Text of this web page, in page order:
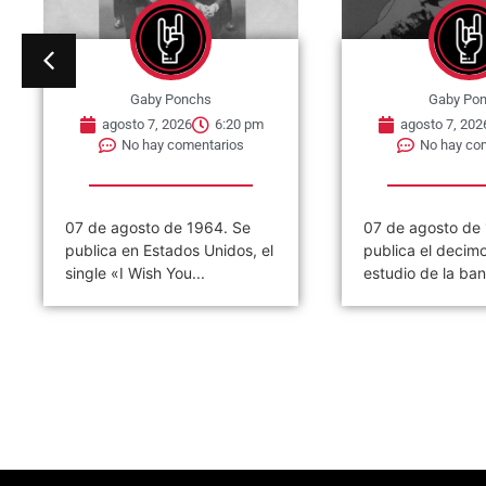
Gaby Ponchs
agosto 7, 2026
6:20 pm
No hay comentarios
07 de agosto de 1964. Se
publica en Estados Unidos, el
single «I Wish You...
Gaby
agosto 7,
No hay
07 de agosto de
publica el
estudio de la